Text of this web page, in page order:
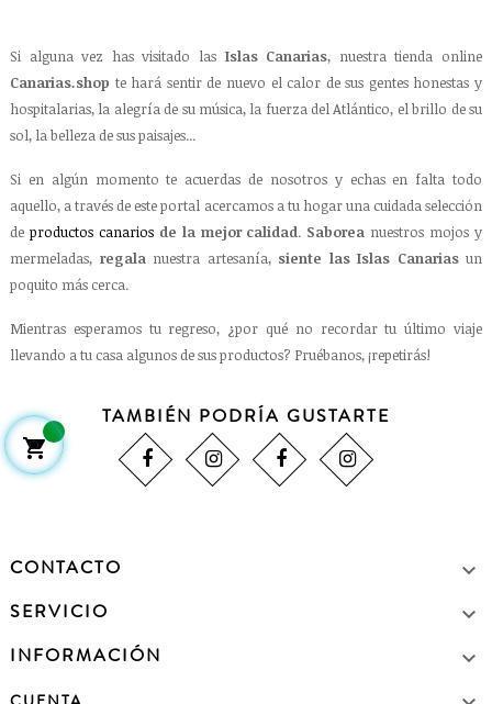
Si alguna vez has visitado las Islas Canarias, nuestra tienda online
Canarias.shop te hará sentir de nuevo el calor de sus gentes honestas y
hospitalarias, la alegría de su música, la fuerza del Atlántico, el brillo de su
sol, la belleza de sus paisajes...
Si en algún momento te acuerdas de nosotros y echas en falta todo
aquello, a través de este portal acercamos a tu hogar una cuidada selección
de productos canariosde la mejor calidad. Saborea nuestros mojos y
mermeladas, regalanuestra artesanía, siente las Islas Canariasun
poquito más cerca.
Mientras esperamos tu regreso, ¿por qué no recordar tu último viaje
llevando a tu casa algunos de sus productos? Pruébanos, ¡repetirás!
TAMBIÉN PODRÍA GUSTARTE
CONTACTO 
SERVICIO 
INFORMACIÓN 
